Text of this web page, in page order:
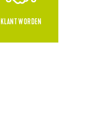
KLANT WORDEN